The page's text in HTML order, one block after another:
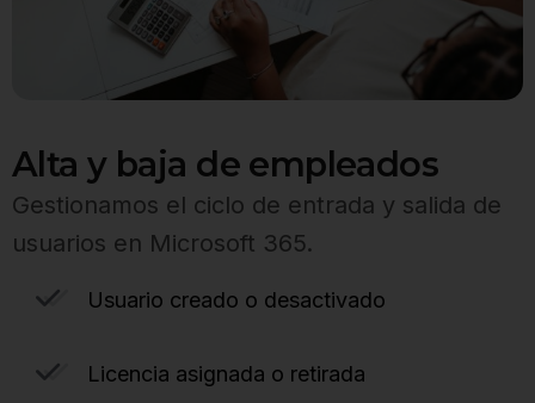
Alta y baja de empleados
Gestionamos el ciclo de entrada y salida de
usuarios en Microsoft 365.
Usuario creado o desactivado
Licencia asignada o retirada